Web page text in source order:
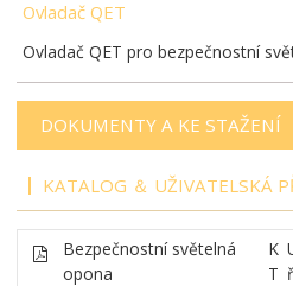
Ovladač QET
Ovladač QET pro bezpečnostní
DOKUMENTY A KE STAŽENÍ
KATALOG ＆ UŽIVATELSKÁ
Bezpečnostní světelná
opona
K
T